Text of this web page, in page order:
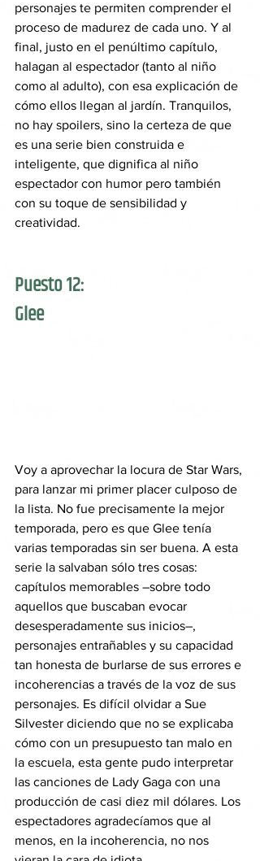
personajes te permiten comprender el
proceso de madurez de cada uno. Y al
final, justo en el penúltimo capítulo,
halagan al espectador (tanto al niño
como al adulto), con esa explicación de
cómo ellos llegan al jardín. Tranquilos,
no hay spoilers, sino la certeza de que
es una serie bien construida e
inteligente, que dignifica al niño
espectador con humor pero también
con su toque de sensibilidad y
creatividad.
Puesto 12:
Glee
Voy a aprovechar la locura de Star Wars,
para lanzar mi primer placer culposo de
la lista. No fue precisamente la mejor
temporada, pero es que Glee tenía
varias temporadas sin ser buena. A esta
serie la salvaban sólo tres cosas:
capítulos memorables –sobre todo
aquellos que buscaban evocar
desesperadamente sus inicios–,
personajes entrañables y su capacidad
tan honesta de burlarse de sus errores e
incoherencias a través de la voz de sus
personajes. Es difícil olvidar a Sue
Silvester diciendo que no se explicaba
cómo con un presupuesto tan malo en
la escuela, esta gente pudo interpretar
las canciones de Lady Gaga con una
producción de casi diez mil dólares. Los
espectadores agradecíamos que al
menos, en la incoherencia, no nos